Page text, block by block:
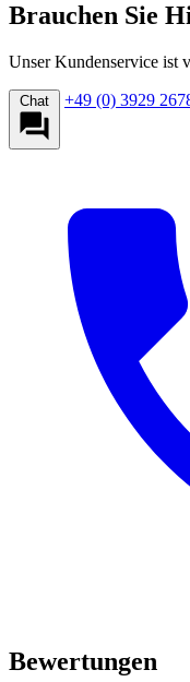
Brauchen Sie
Unser Kundenservice ist
Chat +49 (0) 3929
Bewertungen